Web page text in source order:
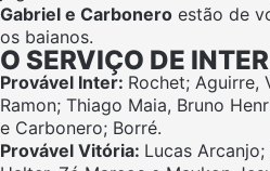
Gabriel e Carbonero estão de
os baianos.
O SERVIÇO DE
Provável Inter: Rochet; Aguirre,
Ramon; Thiago Maia, Bruno
e Carbonero; Borré.
Provável Vitória: Lucas Arcanjo;